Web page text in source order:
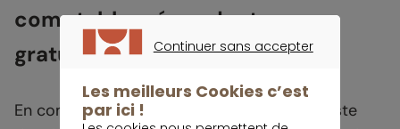
comptables répondent
gratuitement
En complément, le dispositif
existe
Continuer sans accepter
Les meilleurs Cookies c’est
par ici !